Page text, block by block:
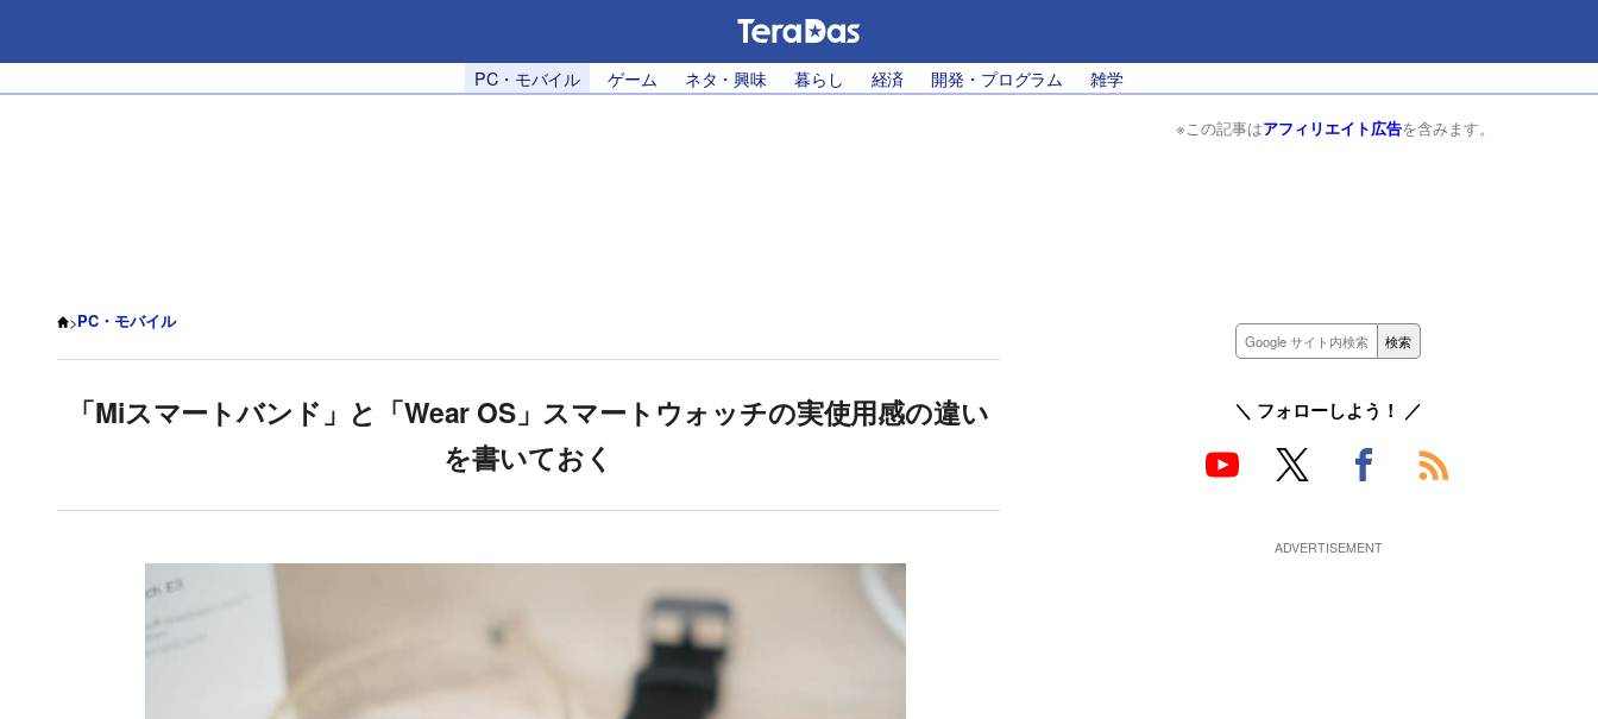
PC・モバイル ゲーム ネタ・興味 暮らし 経済 開発・プログラム 雑学
※この記事はアフィリエイト広告を含みます。
>PC・モバイル
「Miスマートバンド」と「Wear OS」スマートウォッチの実使用感の違い
を書いておく
＼ フォローしよう！ ／